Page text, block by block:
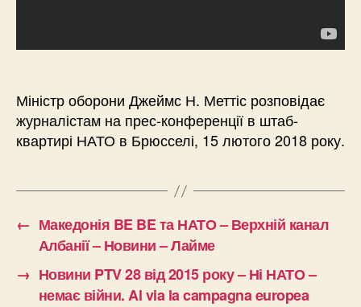
Міністр оборони Джеймс Н. Меттіс розповідає
журналістам на прес-конференції в штаб-
квартирі НАТО в Брюсселі, 15 лютого 2018 року.
← Македонія BE BE та НАТО – Верхній канал
Албанії – Новини – Лайме
→ Новини PTV 28 від 2015 року – Ні НАТО –
немає війни. Al via la campagna europea